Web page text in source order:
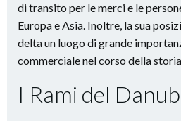
di transito per le merci e le
Europa e Asia. Inoltre, la sua
delta un luogo di grande
commerciale nel corso della
I Rami del